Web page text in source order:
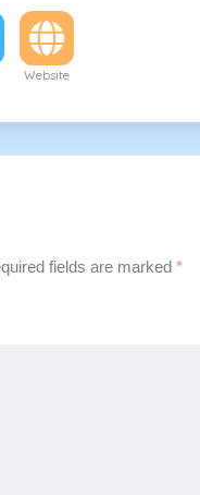
Website
fields are marked *